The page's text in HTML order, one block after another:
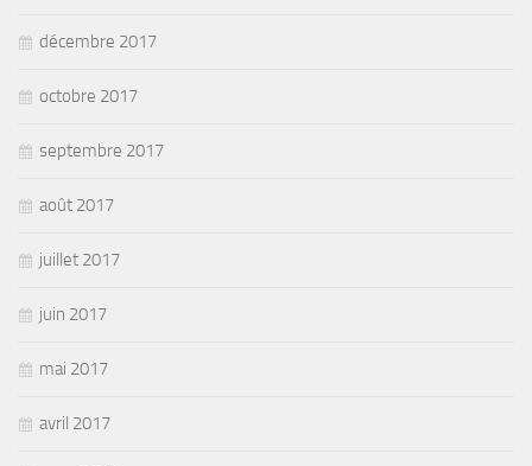
décembre 2017
octobre 2017
septembre 2017
août 2017
juillet 2017
juin 2017
mai 2017
avril 2017